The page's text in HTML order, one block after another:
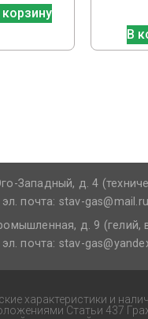
корзину
В
Западный, д. 4
почта: stav-gas@mail.ru​
д. 9
почта: stav-
характеристики и
Статьи 437